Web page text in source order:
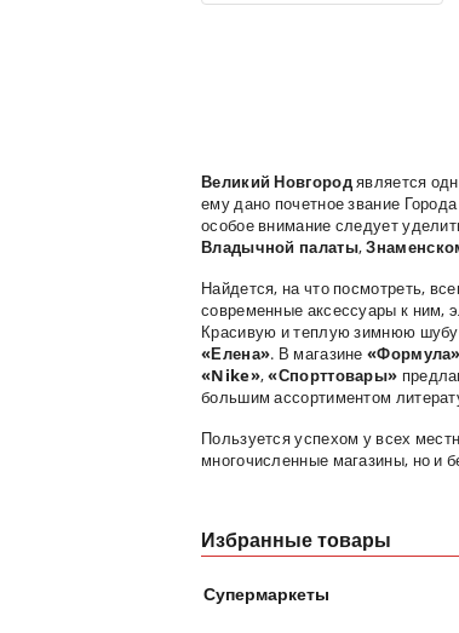
Великий Новгородявляется
ему дано почетное звание
особое внимание следует
Владычной палаты,
Найдется, на что посмотреть,
современные аксессуары к ним,
Красивую и теплую зимнюю
«Елена». В магазине«Формула»
«Nike»,«Спорттовары»
большим ассортиментом
Пользуется успехом у всех
многочисленные магазины, но и
Избранные товары
Супермаркеты